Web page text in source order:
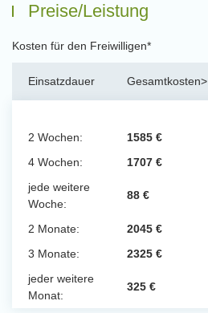
Preise/Leistung
Kosten für den Freiwilligen*
Einsatzdauer Gesamtkosten>
2 Wochen: 1585 €
4 Wochen:
1707 €
jede weitere
Woche:
88 €
2 Monate: 2045 €
3 Monate:
2325 €
jeder weitere
Monat:
325 €